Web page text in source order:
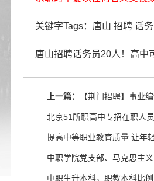
关键字Tags： 唐山 招聘 话务
唐山招聘话务员20人！高中
上一篇： 【荆门招聘】事业
北京51所职高中专招在职人
提高中等职业教育质量 让年
中职生升本科，职教本科比